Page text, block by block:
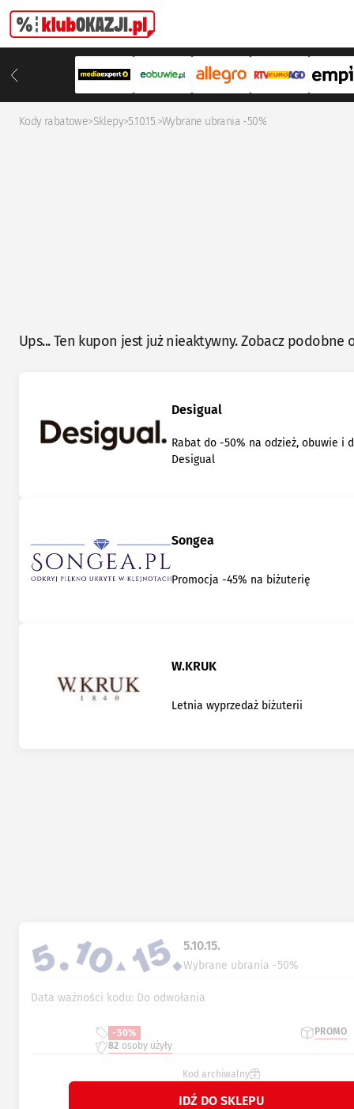
Kody rabatowe>Sklepy>5.10.15.>Wybrane ubrania -50%
Ups... Ten kupon jest już nieaktywny. Zobacz podobne
Desigual
Rabat do -50% na odzież, obuwie i
Desigual
Songea
Promocja -45% na biżuterię
W.KRUK
Letnia wyprzedaż biżuterii
5.10.15.
Wybrane ubrania -50%
Data ważności kodu: Do odwołania
-50%
82 osoby użyły
PROMO
Kod archiwalny
IDŹ DO SKLEPU